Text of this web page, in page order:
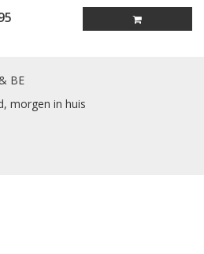
BE
morgen in huis